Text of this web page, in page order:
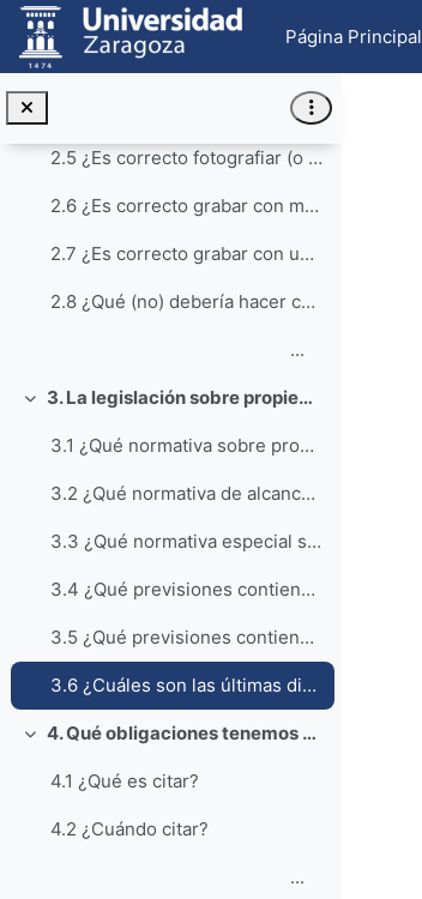
Salta al contenido principal
Página Principal
...
2.4 ¿Es lícito facilitar a los estudiantes un libro escaneado o fotocopiado?
2.5 ¿Es correcto fotografiar (o grabar) con mi dispositivo móvil el contenido de la pizarra?
2.6 ¿Es correcto grabar con mi dispositivo móvil las exposiciones de mis compañeros?
2.7 ¿Es correcto grabar con un dispositivo móvil al profesor?
2.8 ¿Qué (no) debería hacer con mis apuntes de clase?
...
Colapsar 3. La legislación sobre propiedad intelectual y la comunidad universitaria
3.1 ¿Qué normativa sobre propiedad intelectual se aplica al quehacer académico de los miembros de la comunidad universitaria?
3.2 ¿Qué normativa de alcance general sobre propiedad intelectual se aplica al quehacer académico de los miembros de la comunidad universitaria?
3.3 ¿Qué normativa especial sobre propiedad intelectual se aplica al quehacer académico de los miembros de la comunidad universitaria?
3.4 ¿Qué previsiones contiene la Ley Orgánica de Universidades y su normativa de desarrollo?
3.5 ¿Qué previsiones contienen los Estatutos de las Universidades?
3.6 ¿Cuáles son las últimas directrices en relación a los derechos de autor y el Mercado Único Digital
Colapsar 4. Qué obligaciones tenemos (cómo usar obras ajenas)
4.1 ¿Qué es citar?
4.2 ¿Cuándo citar?
...